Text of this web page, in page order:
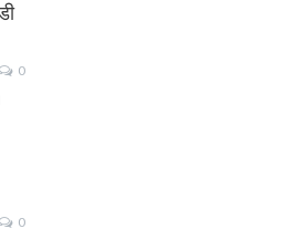
0
0